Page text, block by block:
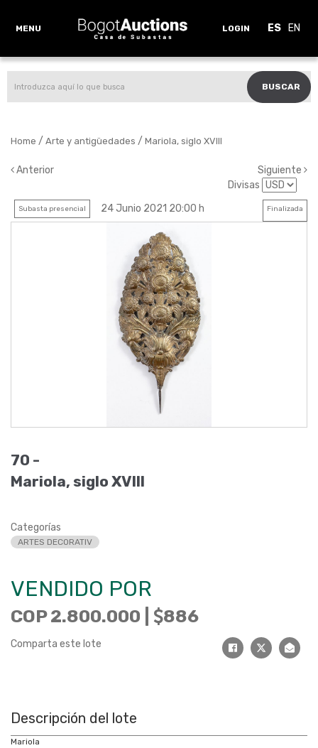
MENU LOGIN ES EN
BUSCAR
Home / Arte y antigüedades / Mariola, siglo XVIII
Anterior
Siguiente
Divisas
Subasta presencial 24 Junio 2021 20:00 h Finalizada
70 -
Mariola, siglo XVIII
Categorías
ARTES DECORATIV
VENDIDO POR
COP 2.800.000 | 886
Comparta este lote
Descripción del lote
Mariola